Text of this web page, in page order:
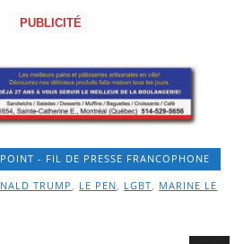
PUBLICITÉ
- FIL DE PRESSE FRANCOPHONE
TRUMP LE PEN LGBT
MARINE LE